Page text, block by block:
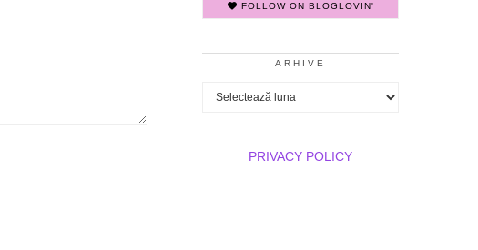
FOLLOW ON BLOGLOVIN'
ARHIVE
Arhive
PRIVACY POLICY